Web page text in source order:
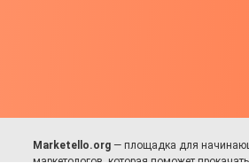
Marketello.org — площадка для